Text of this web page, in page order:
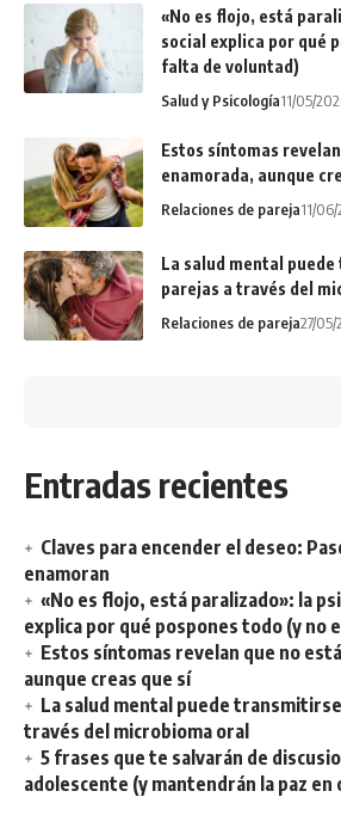
«No es flojo, está
social explica por qué
falta de voluntad)
Salud y Psicología11/05/
Estos síntomas
enamorada, aunque
Relaciones de pareja11/
La salud mental
parejas a través del
Relaciones de pareja27/05/
Entradas recientes
Claves para encender el deseo:
enamoran
«No es flojo, está paralizado»: la
explica por qué pospones todo (y no
Estos síntomas revelan que no
aunque creas que sí
La salud mental puede
través del microbioma oral
5 frases que te salvarán de
adolescente (y mantendrán la paz en